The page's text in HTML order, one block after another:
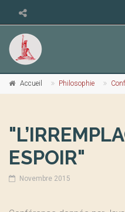
Accueil Philosophie
ESPOIR"
Novembre 2015